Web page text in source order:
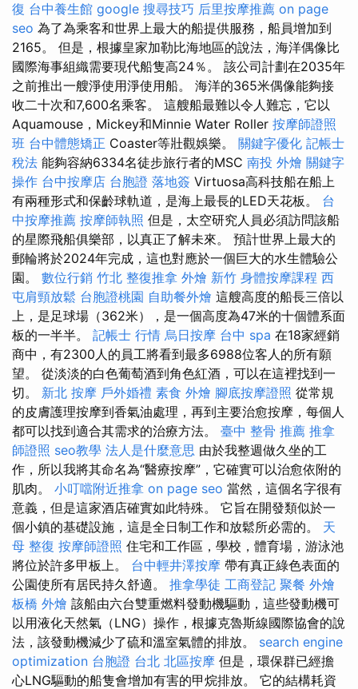
復 台中養生館 google 搜尋技巧 后里按摩推薦 on page
seo 為了為乘客和世界上最大的船提供服務，船員增加到
2165。 但是，根據皇家加勒比海地區的說法，海洋偶像比
國際海事組織需要現代船隻高24％。 該公司計劃在2035年
之前推出一艘淨使用淨使用船。 海洋的365米偶像能夠接
收二十次和7,600名乘客。 這艘船最難以令人難忘，它以
Aquamouse，Mickey和Minnie Water Roller 按摩師證照
班 台中體態矯正 Coaster等壯觀娛樂。 關鍵字優化 記帳士
稅法 能夠容納6334名徒步旅行者的MSC 南投 外燴 關鍵字
操作 台中按摩店 台胞證 落地簽 Virtuosa高科技船在船上
有兩種形式和保齡球軌道，是海上最長的LED天花板。 台
中按摩推薦 按摩師執照 但是，太空研究人員必須訪問該船
的星際飛船俱樂部，以真正了解未來。 預計世界上最大的
郵輪將於2024年完成，這也對應於一個巨大的水生體驗公
園。 數位行銷 竹北 整復推拿 外燴 新竹 身體按摩課程 西
屯肩頸放鬆 台胞證桃園 自助餐外燴 這艘高度的船長三倍以
上，是足球場（362米），是一個高度為47米的十個體系面
板的一半半。 記帳士 行情 烏日按摩 台中 spa 在18家經銷
商中，有2300人的員工將看到最多6988位客人的所有願
望。 從淡淡的白色葡萄酒到角色紅酒，可以在這裡找到一
切。 新北 按摩 戶外婚禮 素食 外燴 腳底按摩證照 從常規
的皮膚護理按摩到香氣油處理，再到主要治愈按摩，每個人
都可以找到適合其需求的治療方法。 臺中 整骨 推薦 推拿
師證照 seo教學 法人是什麼意思 由於我整週做久坐的工
作，所以我將其命名為“醫療按摩”，它確實可以治愈依附的
肌肉。 小叮噹附近推拿 on page seo 當然，這個名字很有
意義，但是這家酒店確實如此特殊。 它旨在開發類似於一
個小鎮的基礎設施，這是全日制工作和放鬆所必需的。 天
母 整復 按摩師證照 住宅和工作區，學校，體育場，游泳池
將位於許多甲板上。 台中輕井澤按摩 帶有真正綠色表面的
公園使所有居民持久舒適。 推拿學徒 工商登記 聚餐 外燴
板橋 外燴 該船由六台雙重燃料發動機驅動，這些發動機可
以用液化天然氣（LNG）操作，根據克魯斯線國際協會的說
法，該發動機減少了硫和溫室氣體的排放。 search engine
optimization 台胞證 台北 北區按摩 但是，環保群已經擔
心LNG驅動的船隻會增加有害的甲烷排放。 它的結構耗資